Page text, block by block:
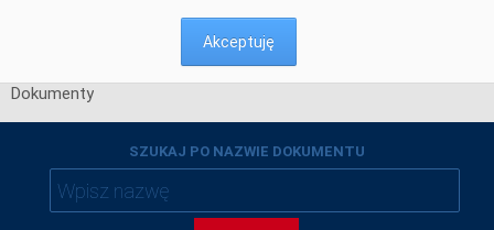
Akceptuję
Dokumenty
SZUKAJ PO NAZWIE DOKUMENTU